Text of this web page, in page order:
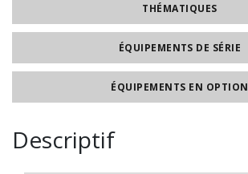
THÉMATIQUES
ÉQUIPEMENTS DE SÉRIE
ÉQUIPEMENTS EN OPTION
Descriptif